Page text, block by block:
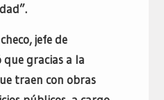
jefe de
gracias a la
traen con obras